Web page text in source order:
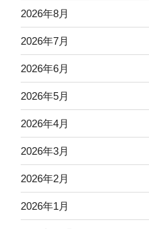
2026年8月
2026年7月
2026年6月
2026年5月
2026年4月
2026年3月
2026年2月
2026年1月